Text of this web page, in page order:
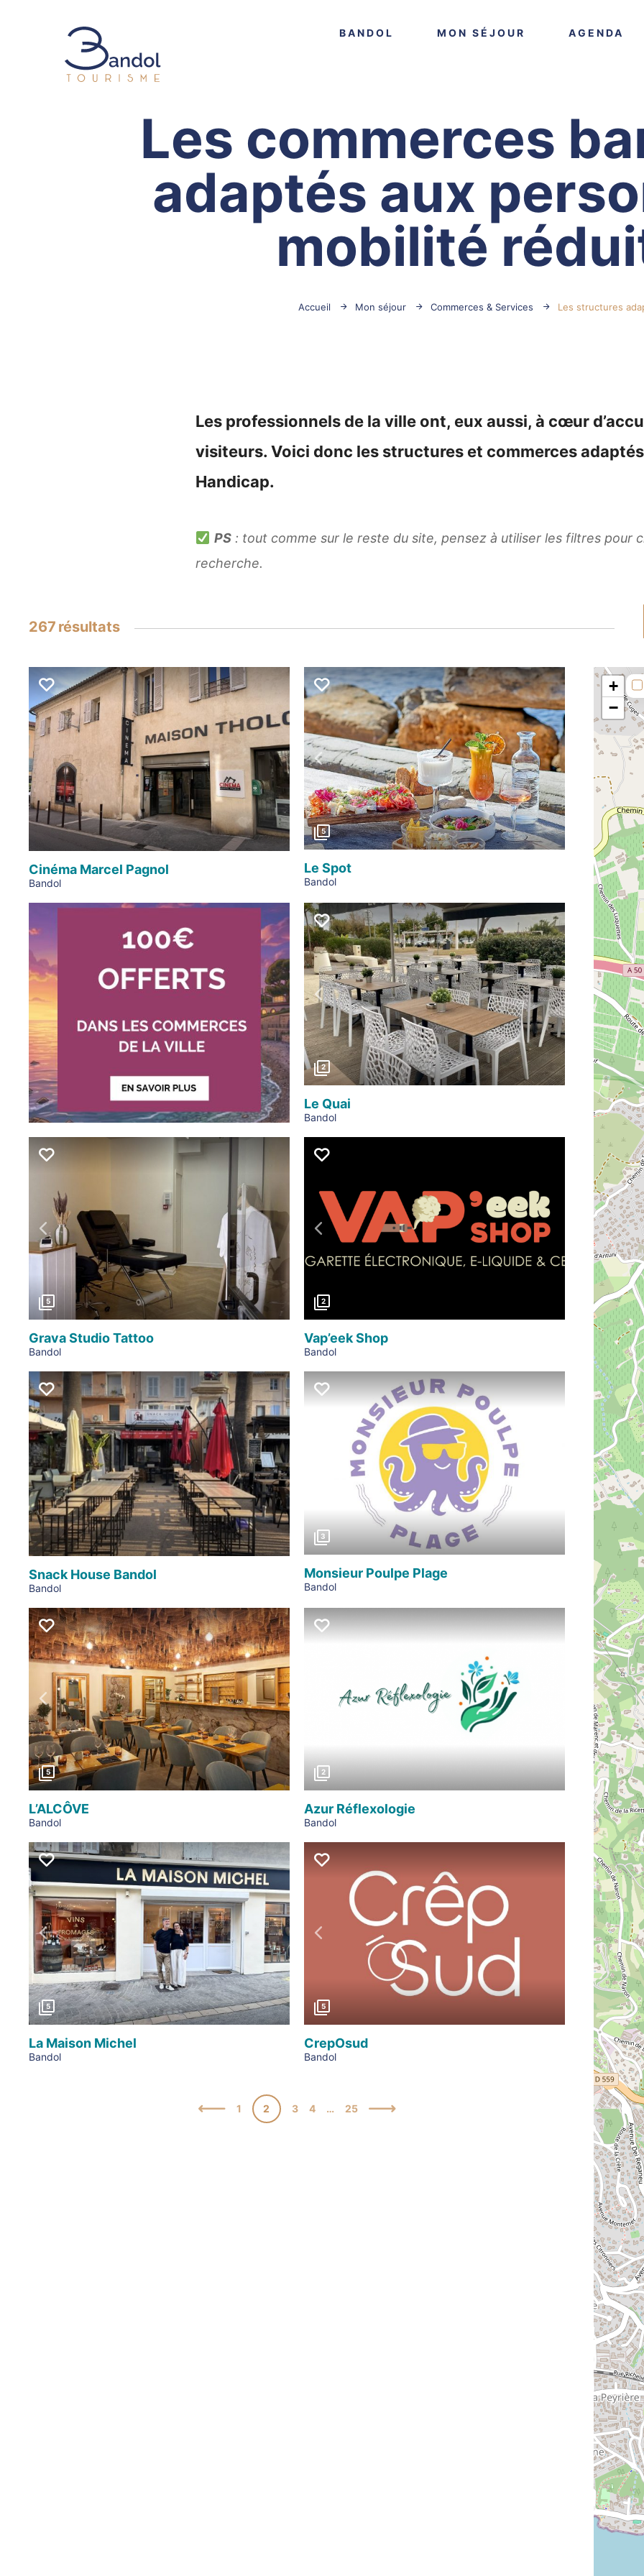
BANDOL VOIR PLUSMON SÉJOUR VOIR PLUSAGENDA
Les commerces
adaptés aux
mobilité
Accueil Mon séjour Commerces & Services Les structures
Les professionnels de la ville ont, eux aussi, à cœur
visiteurs. Voici donc les structures et commerces
Handicap.
PS: tout comme sur le reste du site, pensez à utiliser les filtres pour
recherche.
267 résultats
+
−
Cinéma Marcel Pagnol
Bandol
Précédent
5
Le Spot
Bandol
Précédent
2
Le Quai
Bandol
Précédent
5
Grava Studio Tattoo
Bandol
Précédent
2
Vap’eek Shop
Bandol
Snack House Bandol
Bandol
Précédent
3
Monsieur Poulpe Plage
Bandol
Précédent
5
L’ALCÔVE
Bandol
Précédent
2
Azur Réflexologie
Bandol
Précédent
5
La Maison Michel
Bandol
Précédent
5
CrepOsud
Bandol
1 2 3 4 … 25